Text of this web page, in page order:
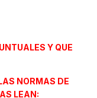
Y QUE
NORMAS DE
LEAN: